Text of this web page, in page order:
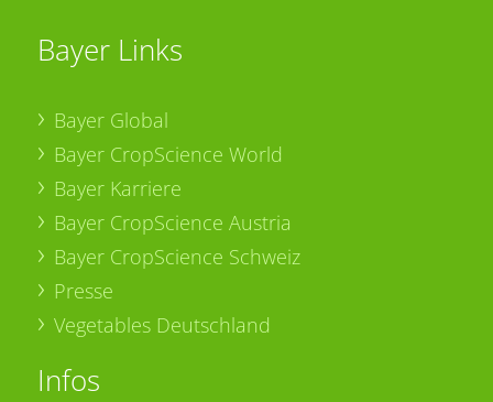
Bayer Links
Bayer Global
Bayer CropScience World
Bayer Karriere
Bayer CropScience Austria
Bayer CropScience Schweiz
Presse
Vegetables Deutschland
Infos